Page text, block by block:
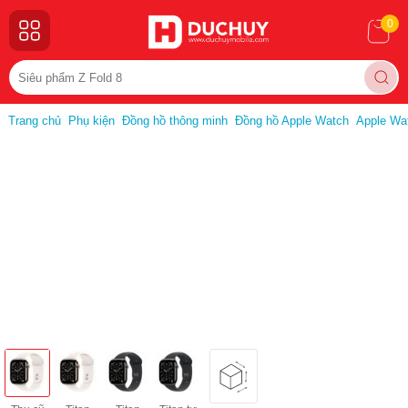
0
Trang chủ Phụ kiện Đồng hồ thông minh Đồng hồ Apple Watch Apple